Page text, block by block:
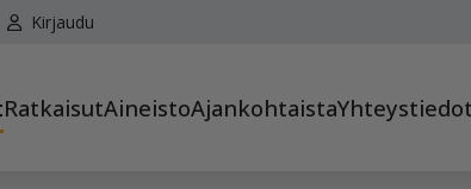
Kirjaudu
RatkaisutAineistoAjankohtaistaYhteystiedot